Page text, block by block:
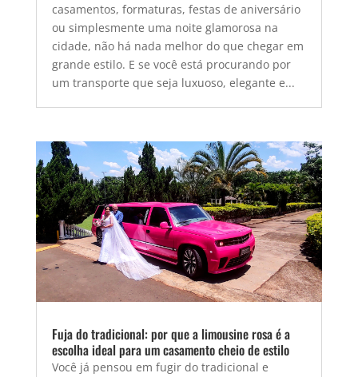
casamentos, formaturas, festas de aniversário
ou simplesmente uma noite glamorosa na
cidade, não há nada melhor do que chegar em
grande estilo. E se você está procurando por
um transporte que seja luxuoso, elegante e...
Fuja do tradicional: por que a limousine rosa é a
escolha ideal para um casamento cheio de estilo
Você já pensou em fugir do tradicional e